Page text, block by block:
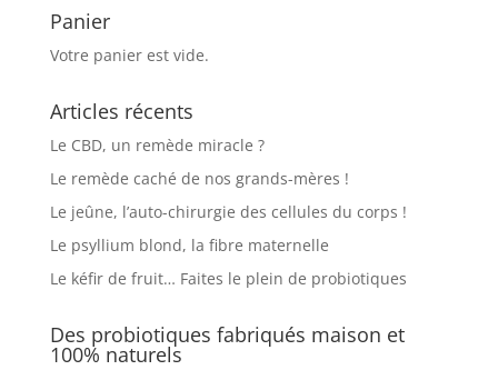
Panier
Votre panier est vide.
Articles récents
Le CBD, un remède miracle ?
Le remède caché de nos grands-mères !
Le jeûne, l’auto-chirurgie des cellules du corps !
Le psyllium blond, la fibre maternelle
Le kéfir de fruit… Faites le plein de probiotiques
Des probiotiques fabriqués maison et
100% naturels